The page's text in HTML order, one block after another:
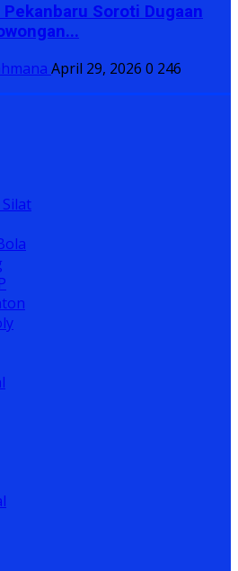
Pekanbaru Soroti Dugaan
April 29, 2026 0 246
Silat